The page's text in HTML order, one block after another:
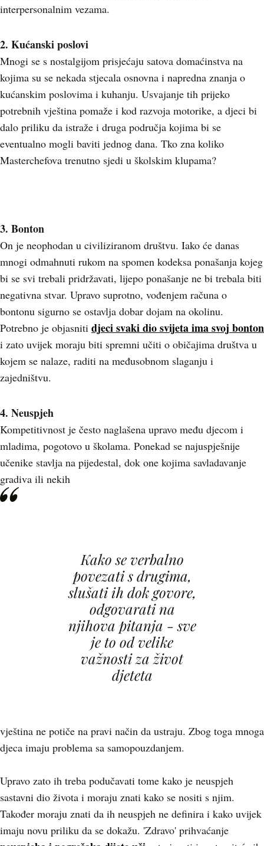
interpersonalnim vezama.
2. Kućanski poslovi
Mnogi se s nostalgijom prisjećaju satova domaćinstva na
kojima su se nekada stjecala osnovna i napredna znanja o
kućanskim poslovima i kuhanju. Usvajanje tih prijeko
potrebnih vještina pomaže i kod razvoja motorike, a djeci bi
dalo priliku da istraže i druga područja kojima bi se
eventualno mogli baviti jednog dana. Tko zna koliko
Masterchefova trenutno sjedi u školskim klupama?
3. Bonton
On je neophodan u civiliziranom društvu. Iako će danas
mnogi odmahnuti rukom na spomen kodeksa ponašanja kojeg
bi se svi trebali pridržavati, lijepo ponašanje ne bi trebala biti
negativna stvar. Upravo suprotno, vođenjem računa o
bontonu sigurno se ostavlja dobar dojam na okolinu.
Potrebno je objasniti djeci svaki dio svijeta ima svoj bonton
i zato uvijek moraju biti spremni učiti o običajima društva u
kojem se nalaze, raditi na međusobnom slaganju i
zajedništvu.
4. Neuspjeh
Kompetitivnost je često naglašena upravo među djecom i
mladima, pogotovo u školama. Ponekad se najuspješnije
učenike stavlja na pijedestal, dok one kojima savladavanje
gradiva ili nekih
Kako se verbalno
povezati s drugima,
slušati ih dok govore,
odgovarati na
njihova pitanja - sve
je to od velike
važnosti za život
djeteta
vještina ne potiče na pravi način da ustraju. Zbog toga mnoga
djeca imaju problema sa samopouzdanjem.
Upravo zato ih treba podučavati tome kako je neuspjeh
sastavni dio života i moraju znati kako se nositi s njim.
Također moraju znati da ih neuspjeh ne definira i kako uvijek
imaju novu priliku da se dokažu. 'Zdravo' prihvaćanje